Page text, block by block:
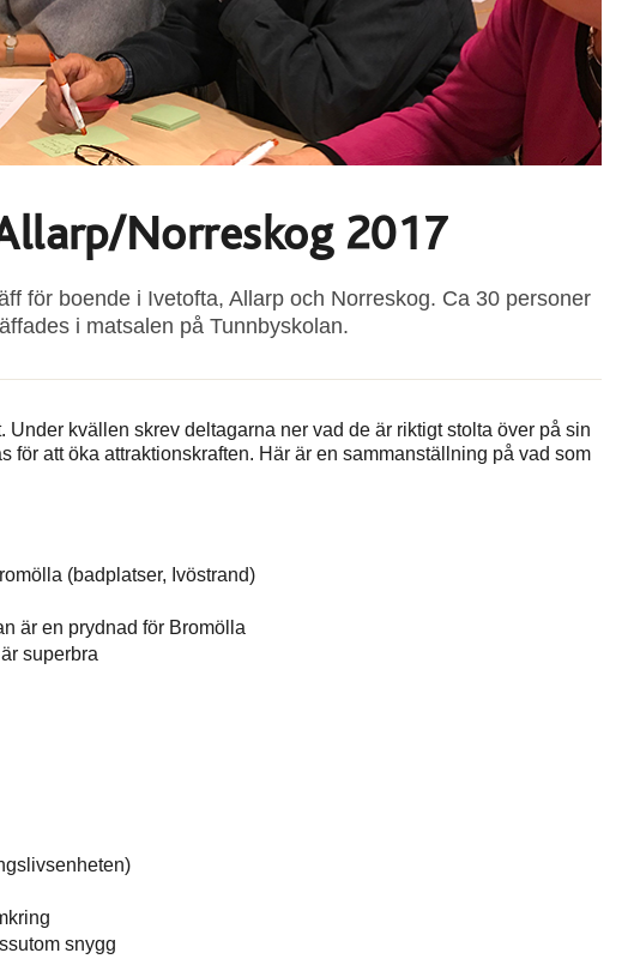
Norreskog 2017
för boende i Ivetofta, Allarp och Norreskog. Ca 30 personer
i matsalen på Tunnbyskolan.
Under kvällen skrev deltagarna ner vad de är riktigt stolta över på sin
för att öka attraktionskraften. Här är en sammanställning på vad som
(badplatser, Ivöstrand)
är en prydnad för Bromölla
superbra
snygg